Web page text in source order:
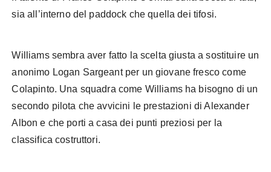
sia all’interno del paddock che quella dei tifosi.
Williams sembra aver fatto la scelta giusta a sostituire un
anonimo Logan Sargeant per un giovane fresco come
Colapinto. Una squadra come Williams ha bisogno di un
secondo pilota che avvicini le prestazioni di Alexander
Albon e che porti a casa dei punti preziosi per la
classifica costruttori.